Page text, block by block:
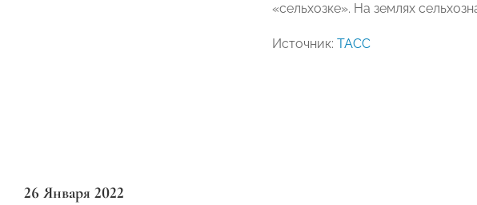
«сельхозке». На землях
Источник: ТАСС
26 Января 2022